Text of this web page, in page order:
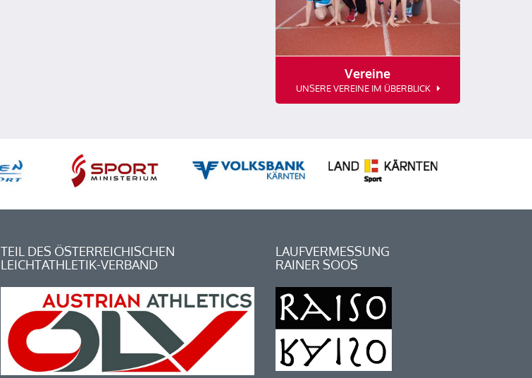
Vereine
UNSERE VEREINE IM ÜBERBLICK
TEIL DES ÖSTERREICHISCHEN
LEICHTATHLETIK-VERBAND
LAUFVERMESSUNG
RAINER SOOS